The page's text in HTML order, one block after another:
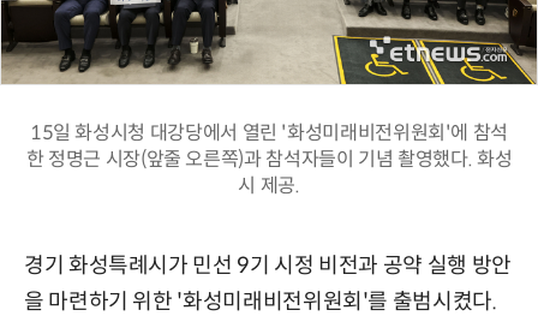
15일 화성시청 대강당에서 열린 '화성미래비전위원회'에 참석
한 정명근 시장(앞줄 오른쪽)과 참석자들이 기념 촬영했다. 화성
시 제공.
경기 화성특례시가 민선 9기 시정 비전과 공약 실행 방안
을 마련하기 위한 '화성미래비전위원회'를 출범시켰다.